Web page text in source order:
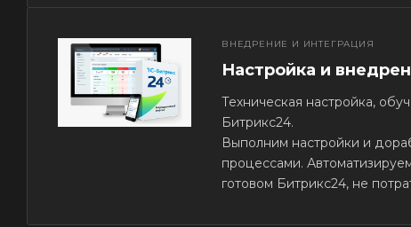
ВНЕДРЕНИЕ И ИНТЕГРАЦИЯ
Настройка и
Техническая настройка,
Битрикс24.
Выполним настройки и
процессами.
готовом Битрикс24, не